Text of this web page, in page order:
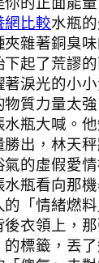
網比較水瓶
雜著銅臭
起了荒謬
淚光的小
質力量太
瓶大喊。
出，林天
的虛假愛
瓶看向那
「情緒燃
衣領上，
標籤，丟